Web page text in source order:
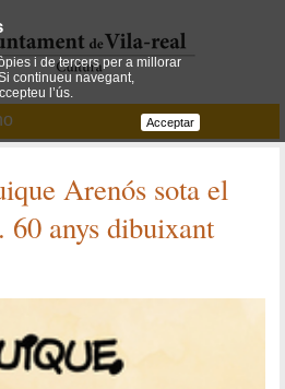
Arenós sota el
anys dibuixant
i de tercers per a millorar
continueu navegant,
l’ús.
Acceptar